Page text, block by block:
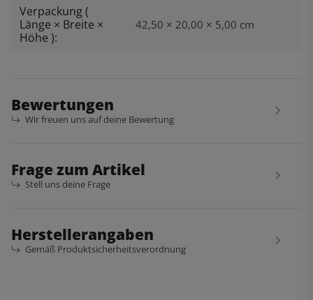
Verpackung (
Länge × Breite ×
Höhe ):
42,50 × 20,00 × 5,00 cm
Bewertungen
Wir freuen uns auf deine Bewertung
Frage zum Artikel
Stell uns deine Frage
Herstellerangaben
Gemäß Produktsicherheitsverordnung